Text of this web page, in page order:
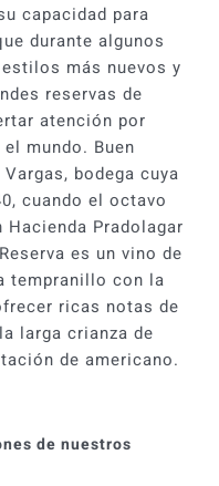
capacidad para
durante algunos
más nuevos y
reservas de
atención por
mundo. Buen
bodega cuya
cuando el octavo
Pradolagar
es un vino de
tempranillo con la
ricas notas de
larga crianza de
de americano.
de nuestros